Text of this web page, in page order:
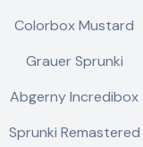
Colorbox Mustard
Grauer Sprunki
Abgerny Incredibox
Sprunki Remastered